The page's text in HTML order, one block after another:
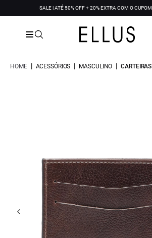
SALE | ATÉ 50% OFF + 20% EXTRA COM O CUPOM
HOME | ACESSÓRIOS | MASCULINO | CARTEIRAS